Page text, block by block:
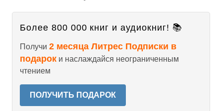
Более 800 000 книг и аудиокниг! 📚
Получи 2 месяца Литрес Подписки в
подарок и наслаждайся неограниченным
чтением
ПОЛУЧИТЬ ПОДАРОК